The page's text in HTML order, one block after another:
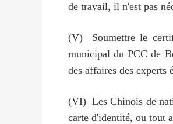
de travail, il n'est pas
(V) Soumettre le
municipal du PCC de
des affaires des
(VI) Les Chinois de
carte d'identité, ou tout